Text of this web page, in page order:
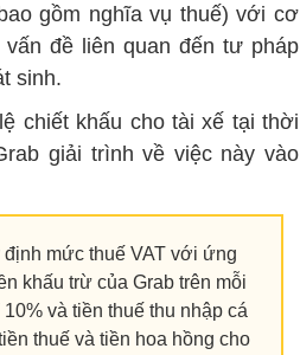
gồm nghĩa vụ thuế) với cơ
đề liên quan đến tư pháp
sinh.
chiết khấu cho tài xế tại thời
giải trình về việc này vào
mức thuế VAT với ứng
khấu trừ của Grab trên mỗi
và tiền thuế thu nhập cá
thuế và tiền hoa hồng cho